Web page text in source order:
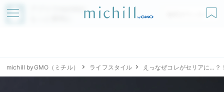
アプリでmichillが
無料ダウンロード
michill byGMO（ミチル） ライフスタイル えっなぜコレがセリアに…？